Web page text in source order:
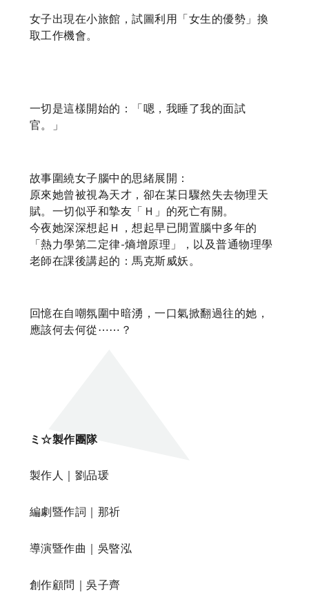
女子出現在小旅館，試圖利用「女生的優勢」換
取工作機會。
一切是這樣開始的：「嗯，我睡了我的面試
官。」
故事圍繞女子腦中的思緒展開：
原來她曾被視為天才，卻在某日驟然失去物理天
賦。一切似乎和摯友「Ｈ」的死亡有關。
今夜她深深想起Ｈ，想起早已閒置腦中多年的
「熱力學第二定律-熵增原理」，以及普通物理學
老師在課後講起的：馬克斯威妖。
回憶在自嘲氛圍中暗湧，一口氣掀翻過往的她，
應該何去何從⋯⋯？
ミ☆製作團隊
製作人｜劉品瑗
編劇暨作詞｜那祈
導演暨作曲｜吳暋泓
創作顧問｜吳子齊